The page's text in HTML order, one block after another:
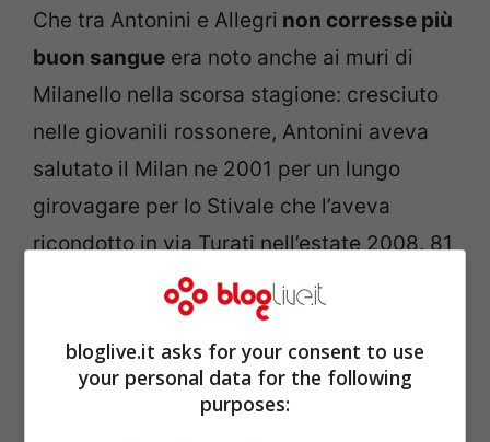
Che tra Antonini e Allegri non corresse più
buon sangue era noto anche ai muri di
Milanello nella scorsa stagione: cresciuto
nelle giovanili rossonere, Antonini aveva
salutato il Milan ne 2001 per un lungo
girovagare per lo Stivale che l’aveva
ricondotto in via Turati nell’estate 2008. 81
presenze, una rete e tante oneste corse da
gregario lo avevano consegnato ai cuori di
buona parte dei tifosi del Milan, fino alla
stagione 2012-2013, la quinta ed ultima di
bloglive.it asks for your consent to use
your personal data for the following
purposes: